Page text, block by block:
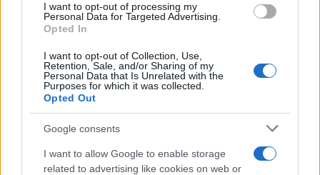
I want to opt-out of processing my
Personal Data for Targeted Advertising.
Opted In
I want to opt-out of Collection, Use,
Retention, Sale, and/or Sharing of my
Personal Data that Is Unrelated with the
Purposes for which it was collected.
Opted Out
Google consents
I want to allow Google to enable storage
related to advertising like cookies on web or